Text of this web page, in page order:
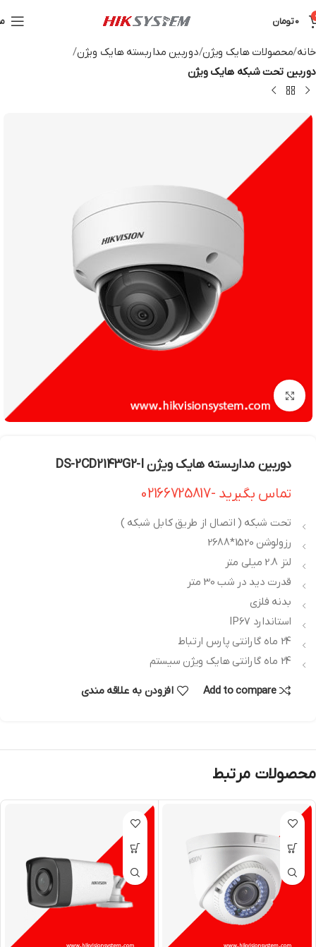
0تومان
خانه محصولات هایک ویژن دوربین مداربسته هایک ویژن
دوربین تحت شبکه هایک ویژن
بزرگنمایی تصویر
دوربین مداربسته هایک ویژن DS-2CD2143G2-I
تماس بگیرید -02166725817
تحت شبکه ( اتصال از طریق کابل شبکه )
رزولوشن 1520*2688
لنز 2.8 میلی متر
قدرت دید در شب 30 متر
بدنه فلزی
استاندارد IP67
24 ماه گارانتی پارس ارتباط
24 ماه گارانتی هایک ویژن سیستم
Add to compare افزودن به علاقه مندی
محصولات مرتبط